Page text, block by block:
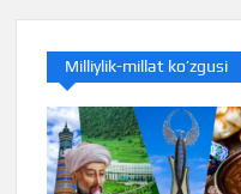
Milliylik-millat ko’zgusi